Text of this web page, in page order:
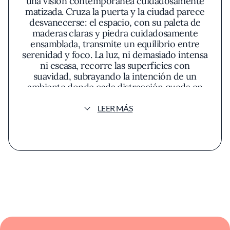
matizada. Cruza la puerta y la ciudad parece
desvanecerse: el espacio, con su paleta de
maderas claras y piedra cuidadosamente
ensamblada, transmite un equilibrio entre
serenidad y foco. La luz, ni demasiado intensa
ni escasa, recorre las superficies con
suavidad, subrayando la intención de un
ambiente donde cada distracción queda en
quieta, propicia para adentrarse en el
La propuesta culinaria de Kosushi evita el
Los cortes de pescado apenas matizados por
LEER MÁS